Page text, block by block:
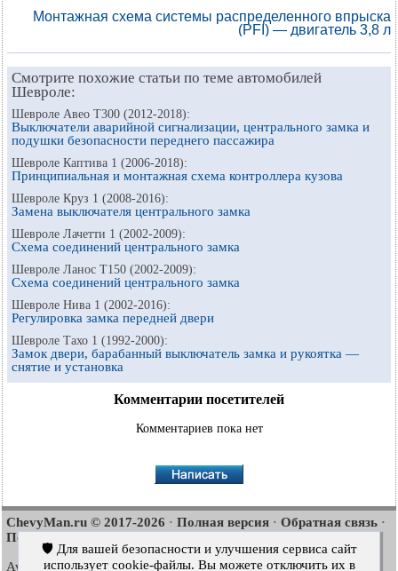
Монтажная схема системы распределенного впрыска
(PFI) — двигатель 3,8 л
Смотрите похожие статьи по теме автомобилей
Шевроле:
Шевроле Авео Т300 (2012-2018):
Выключатели аварийной сигнализации, центрального замка и
подушки безопасности переднего пассажира
Шевроле Каптива 1 (2006-2018):
Принципиальная и монтажная схема контроллера кузова
Шевроле Круз 1 (2008-2016):
Замена выключателя центрального замка
Шевроле Лачетти 1 (2002-2009):
Схема соединений центрального замка
Шевроле Ланос Т150 (2002-2009):
Схема соединений центрального замка
Шевроле Нива 1 (2002-2016):
Регулировка замка передней двери
Шевроле Тахо 1 (1992-2000):
Замок двери, барабанный выключатель замка и рукоятка —
снятие и установка
Комментарии посетителей
Комментариев пока нет
ChevyMan.ru © 2017-2026 · Полная версия · Обратная связь ·
Поиск по сайту
Aveo 2003-2008·Aveo2006-2011·Aveo2012-2018·
🛡️ Для вашей безопасности и улучшения сервиса сайт
использует cookie-файлы. Вы можете отключить их в